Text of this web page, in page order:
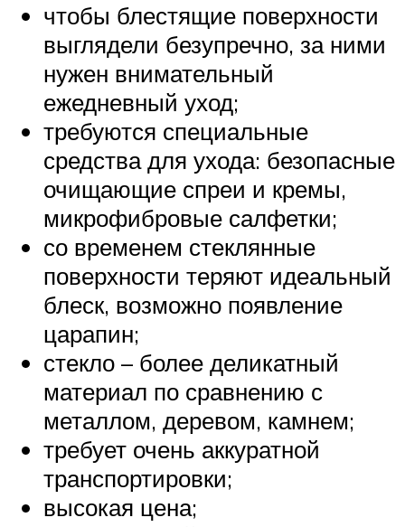
чтобы блестящие поверхности
выглядели безупречно, за ними
нужен внимательный
ежедневный уход;
требуются специальные
средства для ухода: безопасные
очищающие спреи и кремы,
микрофибровые салфетки;
со временем стеклянные
поверхности теряют идеальный
блеск, возможно появление
царапин;
стекло – более деликатный
материал по сравнению с
металлом, деревом, камнем;
требует очень аккуратной
транспортировки;
высокая цена;